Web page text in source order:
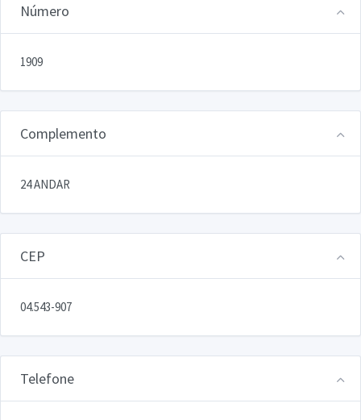
Número
1909
Complemento
24 ANDAR
CEP
04.543-907
Telefone